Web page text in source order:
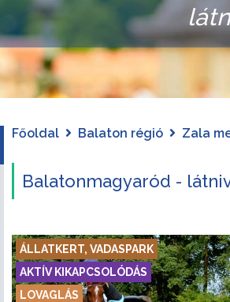
Főoldal Balaton régió Zala
Balatonmagyaród -
ÁLLATKERT, VADASPARK
AKTÍV KIKAPCSOLÓDÁS
LOVAGLÁS